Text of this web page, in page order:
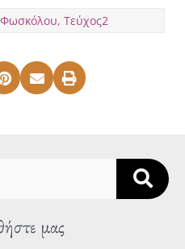
, Τεύχος2
μας